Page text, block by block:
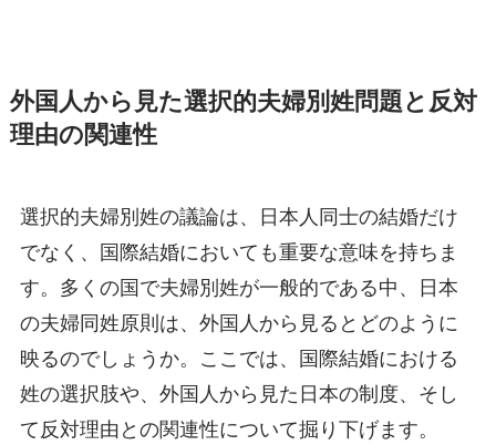
外国人から見た選択的夫婦別姓問題と反対
理由の関連性
選択的夫婦別姓の議論は、日本人同士の結婚だけ
でなく、国際結婚においても重要な意味を持ちま
す。多くの国で夫婦別姓が一般的である中、日本
の夫婦同姓原則は、外国人から見るとどのように
映るのでしょうか。ここでは、国際結婚における
姓の選択肢や、外国人から見た日本の制度、そし
て反対理由との関連性について掘り下げます。